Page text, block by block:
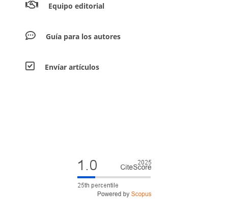
Equipo editorial
Guía para los autores
Envíar artículos